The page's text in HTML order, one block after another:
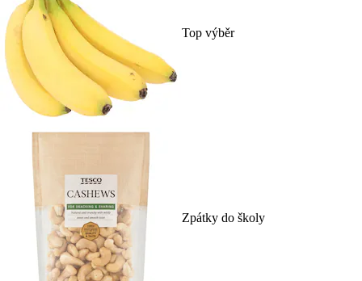
Top výběr
Zpátky do školy